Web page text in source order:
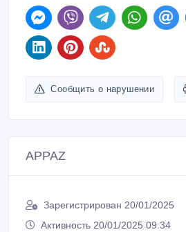
Сообщить о нарушении
APPAZ
Зарегистрирован 20/01/2025
Активность 20/01/2025 09:34